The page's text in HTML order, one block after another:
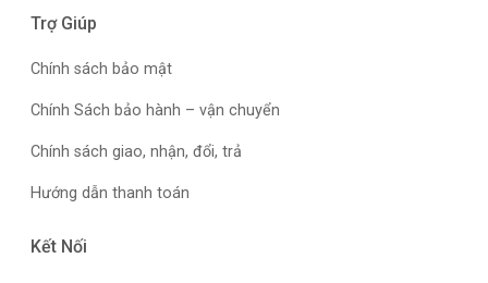
Trợ Giúp
Chính sách bảo mật
Chính Sách bảo hành – vận chuyển
Chính sách giao, nhận, đổi, trả
Hướng dẫn thanh toán
Kết Nối